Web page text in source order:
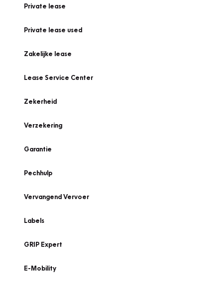
Private lease
Private lease used
Zakelijke lease
Lease Service Center
Zekerheid
Verzekering
Garantie
Pechhulp
Vervangend Vervoer
Labels
GRIP Expert
E-Mobility